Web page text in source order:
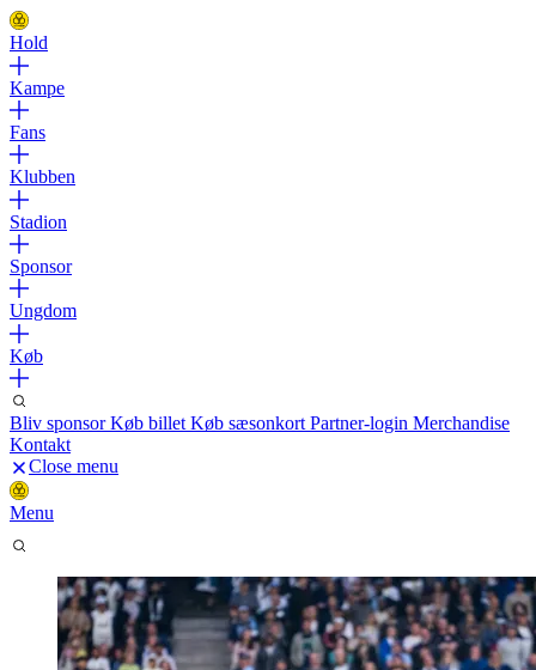
Hold
Kampe
Fans
Klubben
Stadion
Sponsor
Ungdom
Køb
Bliv sponsorKøb billet Køb sæsonkort Partner-login Merchandise
Kontakt
Close menu
Menu